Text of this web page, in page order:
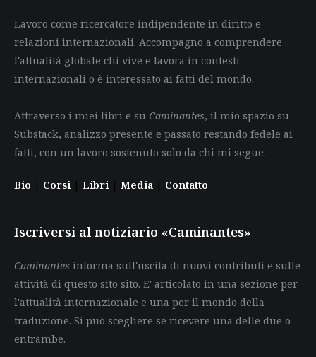
Lavoro come ricercatore indipendente in diritto e
relazioni internazionali. Accompagno a comprendere
l'attualità globale chi vive e lavora in contesti
internazionali o è interessato ai fatti del mondo.
Attraverso i miei libri e su Caminantes, il mio spazio su
Substack, analizzo presente e passato restando fedele ai
fatti, con un lavoro sostenuto solo da chi mi segue.
Bio | Corsi | Libri | Media | Contatto
Iscriversi al notiziario «Caminantes»
Caminantes informa sull'uscita di nuovi contributi e sulle
attività di questo sito sito. E' articolato in una sezione per
l'attualità internazionale e una per il mondo della
traduzione. Si può scegliere se ricevere una delle due o
entrambe.